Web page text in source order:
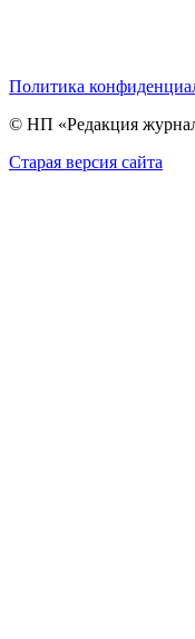
Политика
© НП «Редакция
Cтарая версия сайта